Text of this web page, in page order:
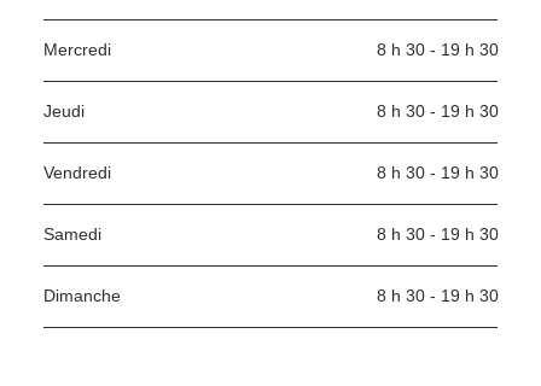
Mercredi 8 h 30 - 19 h 30
Jeudi 8 h 30 - 19 h 30
Vendredi 8 h 30 - 19 h 30
Samedi 8 h 30 - 19 h 30
Dimanche 8 h 30 - 19 h 30